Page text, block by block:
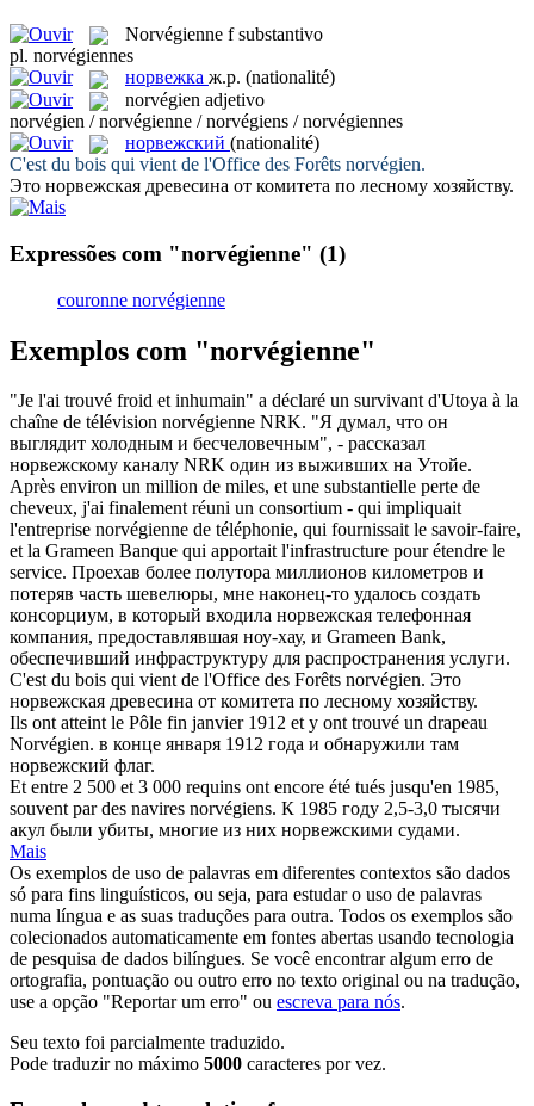
Norvégienne f substantivo
pl. norvégiennes
норвежка ж.р. (nationalité)
norvégien adjetivo
norvégien / norvégienne / norvégiens / norvégiennes
норвежский (nationalité)
C'est du bois qui vient de l'Office des Forêts norvégien.
Это норвежская древесина от комитета по лесному хозяйству.
Expressões com "norvégienne" (1)
couronne norvégienne
Exemplos com "norvégienne"
"Je l'ai trouvé froid et inhumain" a déclaré un survivant d'Utoya à la
chaîne de télévision norvégienne NRK. "Я думал, что он
выглядит холодным и бесчеловечным", - рассказал
норвежскому каналу NRK один из выживших на Утойе.
Après environ un million de miles, et une substantielle perte de
cheveux, j'ai finalement réuni un consortium - qui impliquait
l'entreprise norvégienne de téléphonie, qui fournissait le savoir-faire,
et la Grameen Banque qui apportait l'infrastructure pour étendre le
service. Проехав более полутора миллионов километров и
потеряв часть шевелюры, мне наконец-то удалось создать
консорциум, в который входила норвежская телефонная
компания, предоставлявшая ноу-хау, и Grameen Bank,
обеспечивший инфраструктуру для распространения услуги.
C'est du bois qui vient de l'Office des Forêts norvégien. Это
норвежская древесина от комитета по лесному хозяйству.
Ils ont atteint le Pôle fin janvier 1912 et y ont trouvé un drapeau
Norvégien. в конце января 1912 года и обнаружили там
норвежский флаг.
Et entre 2 500 et 3 000 requins ont encore été tués jusqu'en 1985,
souvent par des navires norvégiens. К 1985 году 2,5-3,0 тысячи
акул были убиты, многие из них норвежскими судами.
Mais
Os exemplos de uso de palavras em diferentes contextos são dados
só para fins linguísticos, ou seja, para estudar o uso de palavras
numa língua e as suas traduções para outra. Todos os exemplos são
colecionados automaticamente em fontes abertas usando tecnologia
de pesquisa de dados bilíngues. Se você encontrar algum erro de
ortografia, pontuação ou outro erro no texto original ou na tradução,
use a opção "Reportar um erro" ou escreva para nós.
Seu texto foi parcialmente traduzido.
Pode traduzir no máximo 5000 caracteres por vez.